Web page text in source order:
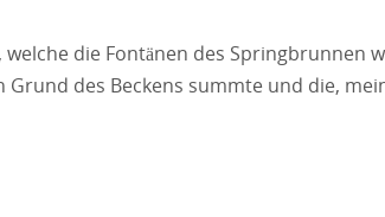
die Fontänen des Springbrunnen
des Beckens summte und die,